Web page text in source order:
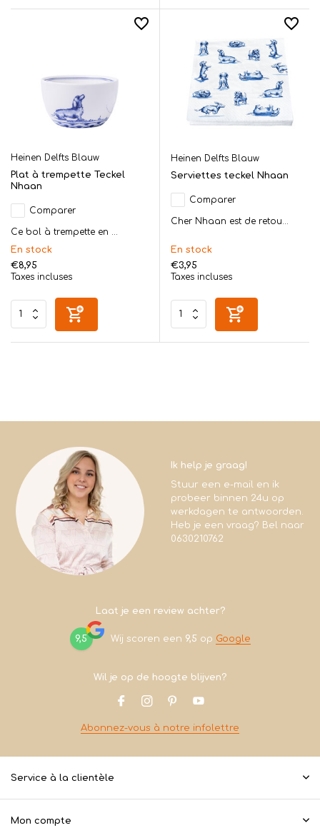
Heinen Delfts Blauw
Plat à trempette Teckel
Nhaan
Comparer
Ce bol à trempette en ...
En stock
€8,95
Taxes incluses
Heinen Delfts Blauw
Serviettes teckel Nhaan
Comparer
Cher Nhaan est de retou...
En stock
€3,95
Taxes incluses
Ik help je graag!
Stuur een e-mail en ik
probeer binnen 24u op
werkdagen te antwoorden.
Heb je een vraag? Bel naar
0630210762
Laat je een review achter?
9,5 Wij scoren een 9,5 op Google
Wil je op de hoogte blijven?
Abonnez-vous à notre infolettre
Service à la clientèle
Mon compte